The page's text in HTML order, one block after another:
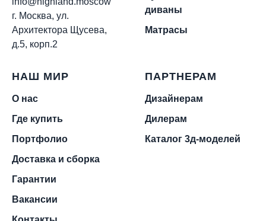
г. Москва, ул.
Архитектора Щусева,
д.5, корп.2
диваны
Матрасы
НАШ МИР
О нас
Где купить
Портфолио
Доставка и сборка
Гарантии
Вакансии
ПАРТНЕРАМ
Дизайнерам
Дилерам
Каталог 3д-моделей